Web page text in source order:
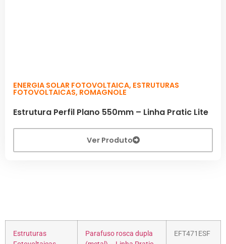
ENERGIA SOLAR FOTOVOLTAICA, ESTRUTURAS
FOTOVOLTAICAS, ROMAGNOLE
Estrutura Perfil Plano 550mm – Linha Pratic Lite
Ver Produto
Estruturas
Parafuso rosca dupla
EFT471ESF